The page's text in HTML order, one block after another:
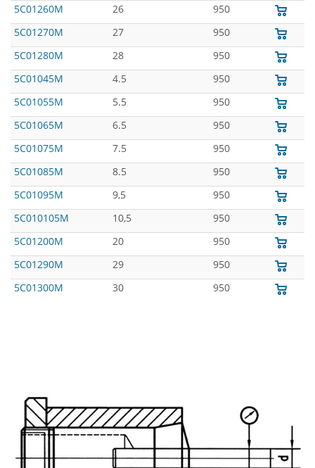
5C01260M
26
950
5C01270M
27
950
5C01280M
28
950
5C01045M
4.5
950
5C01055M
5.5
950
5C01065M
6.5
950
5C01075M
7.5
950
5C01085M
8.5
950
5C01095M
9,5
950
5C010105M
10,5
950
5C01200M
20
950
5C01290M
29
950
5C01300M
30 950